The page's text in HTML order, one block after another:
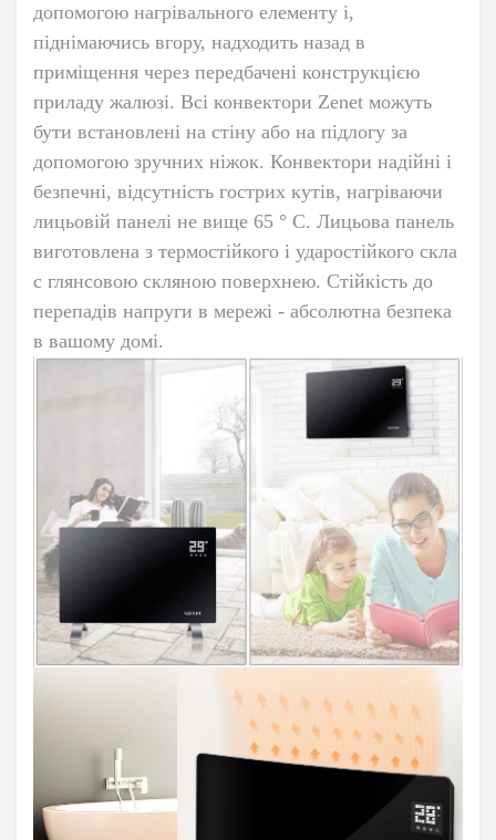
допомогою нагрівального елементу і,
піднімаючись вгору, надходить назад в
приміщення через передбачені конструкцією
приладу жалюзі. Всі конвектори Zenet можуть
бути встановлені на стіну або на підлогу за
допомогою зручних ніжок. Конвектори надійні і
безпечні, відсутність гострих кутів, нагріваючи
лицьовій панелі не вище 65 ° С. Лицьова панель
виготовлена ​​з термостійкого і ударостійкого скла
c глянсовою скляною поверхнею. Стійкість до
перепадів напруги в мережі - абсолютна безпека
в вашому домі.